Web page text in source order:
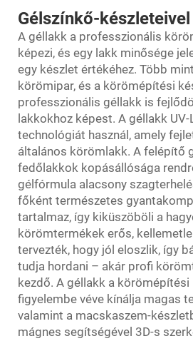
Gélszínkő-készleteivel
A géllakk a professzionális
képezi, és egy lakk minősége
egy készlet értékéhez. Több
körömipar, és a körömépítési
professzionális géllakk is
lakkokhoz képest. A géllakk
technológiát használ, amely
általános körömlakk. A felépítő
fedőlakkok kopásállósága
gélfórmula alacsony
főként természetes
tartalmaz, így kiküszöböli a
körömtermékek erős,
tervezték, hogy jól eloszlik, így
tudja hordani – akár profi
kezdő. A géllakk a
figyelembe véve kínálja magas
valamint a macskaszem-
mágnes segítségével 3D-s